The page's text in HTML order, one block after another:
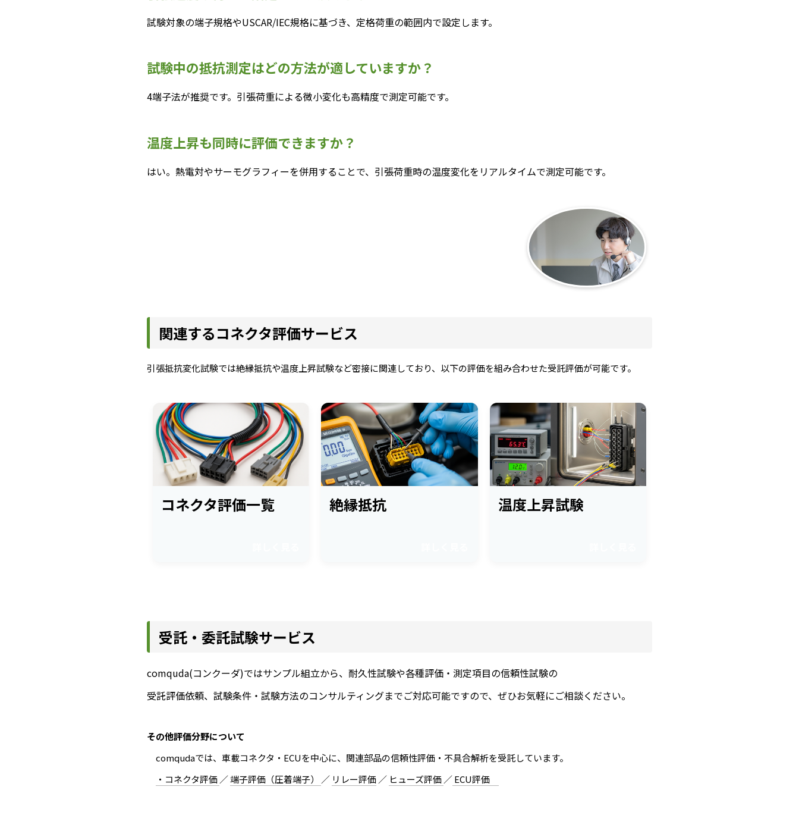
試験対象の端子規格やUSCAR/IEC規格に基づき、定格荷重の範囲内で設定します。
試験中の抵抗測定はどの方法が適していますか？
4端子法が推奨です。引張荷重による微小変化も高精度で測定可能です。
温度上昇も同時に評価できますか？
はい。熱電対やサーモグラフィーを併用することで、引張荷重時の温度変化をリアルタイムで測定可能です。
関連するコネクタ評価サービス
引張抵抗変化試験では絶縁抵抗や温度上昇試験など密接に関連しており、以下の評価を組み合わせた受託評価が可能です。
コネクタ評価一覧 絶縁抵抗 温度上昇試験
受託・委託試験サービス
comquda(コンクーダ)ではサンプル組立から、耐久性試験や各種評価・測定項目の信頼性試験の
受託評価依頼、試験条件・試験方法のコンサルティングまでご対応可能ですので、ぜひお気軽にご相談ください。
その他評価分野について
comqudaでは、車載コネクタ・ECUを中心に、関連部品の信頼性評価・不具合解析を受託しています。
・コネクタ評価 ／端子評価（圧着端子） ／ リレー評価 ／ ヒューズ評価 ／ECU評価